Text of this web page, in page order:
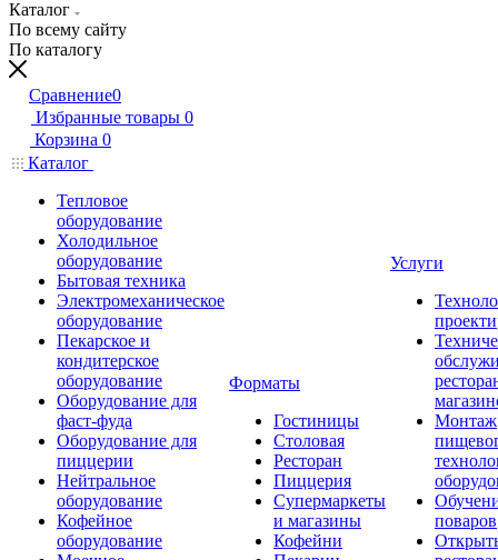
Каталог
По всему сайту
По каталогу
Сравнение0
Избранные товары 0
Корзина 0
Каталог
Тепловое
оборудование
Холодильное
оборудование
Бытовая техника
Электромеханическое
оборудование
Пекарское и
кондитерское
оборудование
Оборудование для
фаст-фуда
Оборудование для
пиццерии
Нейтральное
оборудование
Кофейное
оборудование
Форматы
Гостиницы
Столовая
Ресторан
Пиццерия
Супермаркеты
и магазины
Кофейни
Услуги
Монтаж
поваров